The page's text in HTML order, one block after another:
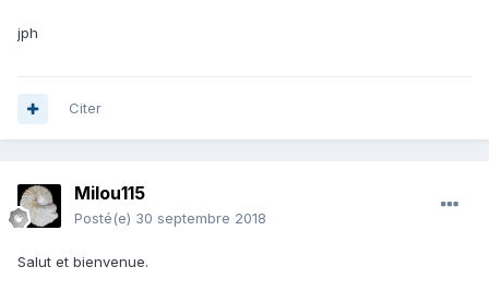
jph
Citer
Milou115
Posté(e) 30 septembre 2018
Salut et bienvenue.